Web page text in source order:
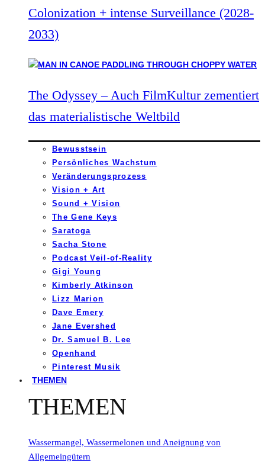
Colonization + intense Surveillance (2028-
2033)
The Odyssey – Auch FilmKultur zementiert
das materialistische Weltbild
Bewusstsein
Persönliches Wachstum
Veränderungsprozess
Vision + Art
Sound + Vision
The Gene Keys
Saratoga
Sacha Stone
Podcast Veil-of-Reality
Gigi Young
Kimberly Atkinson
Lizz Marion
Dave Emery
Jane Evershed
Dr. Samuel B. Lee
Openhand
Pinterest Musik
THEMEN
THEMEN
Wassermangel, Wassermelonen und Aneignung von
Allgemeingütern